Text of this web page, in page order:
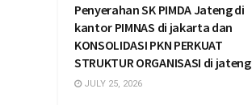
Penyerahan SK PIMDA Jateng di
kantor PIMNAS di jakarta dan
KONSOLIDASI PKN PERKUAT
STRUKTUR ORGANISASI di jateng
JULY 25, 2026